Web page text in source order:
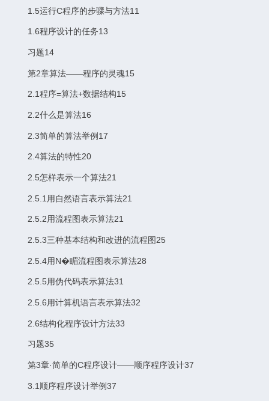
1.5运行C程序的步骤与方法11
1.6程序设计的任务13
习题14
第2章算法——程序的灵魂15
2.1程序=算法+数据结构15
2.2什么是算法16
2.3简单的算法举例17
2.4算法的特性20
2.5怎样表示一个算法21
2.5.1用自然语言表示算法21
2.5.2用流程图表示算法21
2.5.3三种基本结构和改进的流程图25
2.5.4用N�睸流程图表示算法28
2.5.5用伪代码表示算法31
2.5.6用计算机语言表示算法32
2.6结构化程序设计方法33
习题35
第3章·简单的C程序设计——顺序程序设计37
3.1顺序程序设计举例37